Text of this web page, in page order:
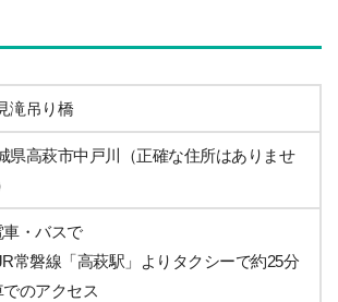
滝吊り橋
県高萩市中戸川（正確な住所はありませ
車・バスで
常磐線「高萩駅」よりタクシーで約25分
でのアクセス